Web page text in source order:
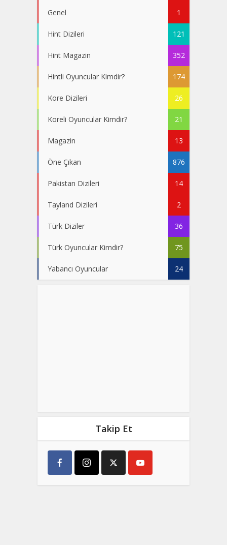
Genel 1
Hint Dizileri 121
Hint Magazin 352
Hintli Oyuncular Kimdir? 174
Kore Dizileri 26
Koreli Oyuncular Kimdir? 21
Magazin 13
Öne Çıkan 876
Pakistan Dizileri 14
Tayland Dizileri 2
Türk Diziler 36
Türk Oyuncular Kimdir? 75
Yabancı Oyuncular 24
Takip Et